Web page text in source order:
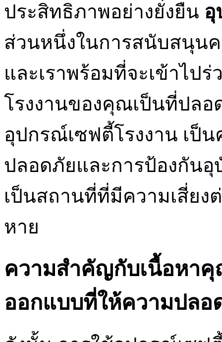
ประสิทธิภาพอย่างยั่งยืน อุ
ส่วนหนึ่งในการสนับสนุน
และเราพร้อมที่จะเข้าไป
โรงงานของคุณเป็นที่ปลอ
อุปกรณ์เซฟตี้โรงงาน เป็
ปลอดภัยและการป้องกันอุ
เป็นสถานที่ที่มีความเสี่ยง
หาย
ความสำคัญกับเนื้อหา
ออกแบบที่ให้ความปลอ